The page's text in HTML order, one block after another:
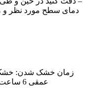
عمقی 6 ساعت (در دمای 23 در جه سانتیگراد)